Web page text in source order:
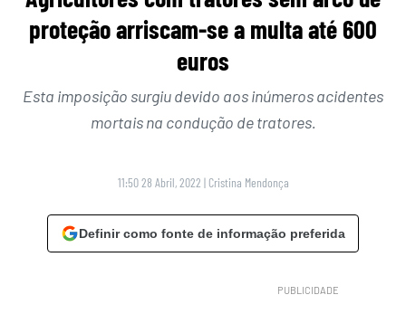
proteção arriscam-se a multa até 600
euros
Esta imposição surgiu devido aos inúmeros acidentes
mortais na condução de tratores.
11:50 28 Abril, 2022 | Cristina Mendonça
Definir como fonte de informação preferida